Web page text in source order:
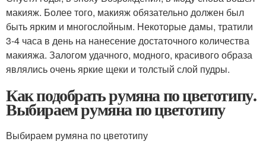
макияж. Более того, макияж обязательно должен был
быть ярким и многослойным. Некоторые дамы, тратили
3-4 часа в день на нанесение достаточного количества
макияжа. Залогом удачного, модного, красивого образа
являлись очень яркие щеки и толстый слой пудры.
Как подобрать румяна по цветотипу.
Выбираем румяна по цветотипу
Выбираем румяна по цветотипу